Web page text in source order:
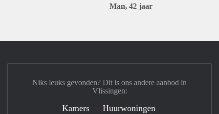
Man, 42 jaar
Niks leuks gevonden? Dit is ons andere aanbod in
Vlissingen:
Kamers Huurwoningen